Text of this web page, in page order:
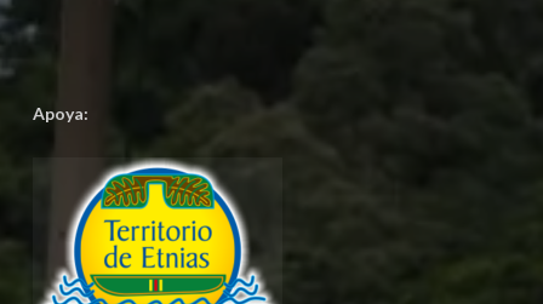
Apoya: